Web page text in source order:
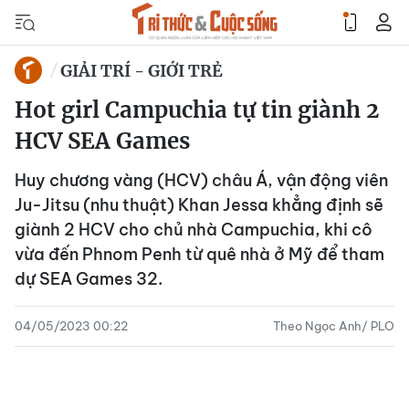
GIẢI TRÍ - GIỚI TRẺ
Hot girl Campuchia tự tin giành 2
HCV SEA Games
Huy chương vàng (HCV) châu Á, vận động viên
Ju-Jitsu (nhu thuật) Khan Jessa khẳng định sẽ
giành 2 HCV cho chủ nhà Campuchia, khi cô
vừa đến Phnom Penh từ quê nhà ở Mỹ để tham
dự SEA Games 32.
04/05/2023 00:22 Theo Ngọc Anh/ PLO